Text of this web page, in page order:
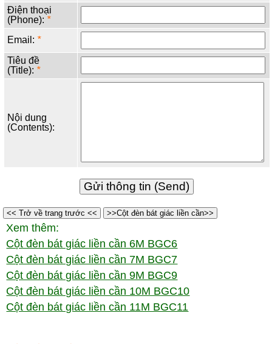
Điện thoại
(Phone): *
Email: *
Tiêu đề
(Title): *
Nội dung
(Contents):
<< Trở về trang trước << >>Cột đèn bát giác liền cần>>
Xem thêm:
Cột đèn bát giác liền cần 6M BGC6
Cột đèn bát giác liền cần 7M BGC7
Cột đèn bát giác liền cần 9M BGC9
Cột đèn bát giác liền cần 10M BGC10
Cột đèn bát giác liền cần 11M BGC11